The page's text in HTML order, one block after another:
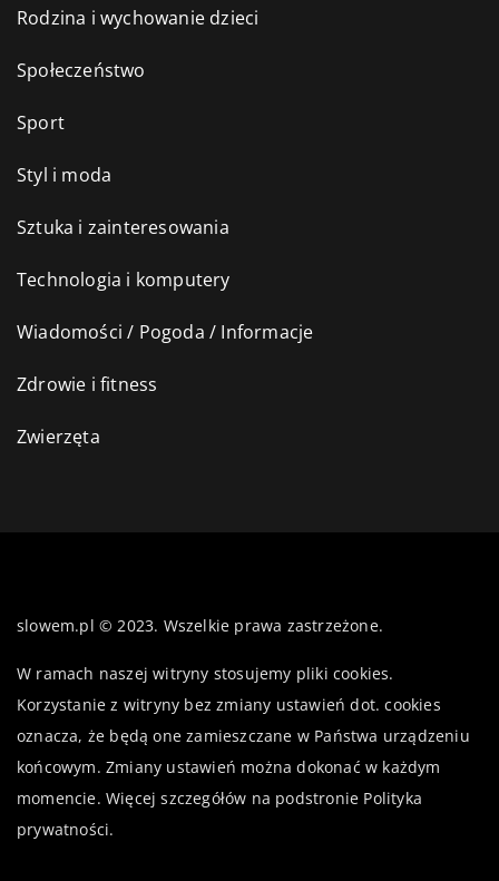
Rodzina i wychowanie dzieci
Społeczeństwo
Sport
Styl i moda
Sztuka i zainteresowania
Technologia i komputery
Wiadomości / Pogoda / Informacje
Zdrowie i fitness
Zwierzęta
slowem.pl © 2023. Wszelkie prawa zastrzeżone.
W ramach naszej witryny stosujemy pliki cookies.
Korzystanie z witryny bez zmiany ustawień dot. cookies
oznacza, że będą one zamieszczane w Państwa urządzeniu
końcowym. Zmiany ustawień można dokonać w każdym
momencie. Więcej szczegółów na podstronie Polityka
prywatności.